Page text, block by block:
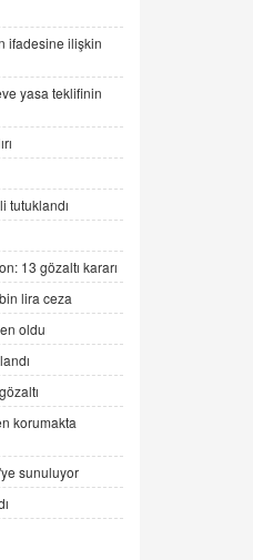
Ziyaret Etse...
Vurulan
ifadesine ilişkin
yasa teklifinin
tutuklandı
13 gözaltı kararı
lira ceza
oldu
korumakta
sunuluyor